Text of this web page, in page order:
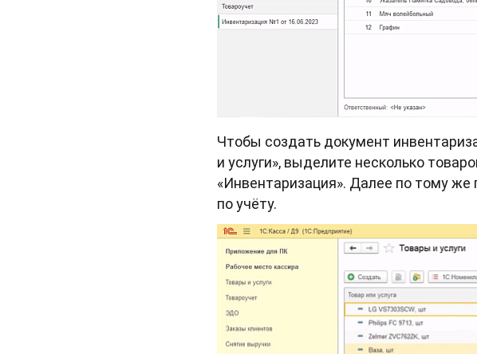
Чтобы создать документ
и услуги», выделите несколько
«Инвентаризация». Далее по тому
по учёту.